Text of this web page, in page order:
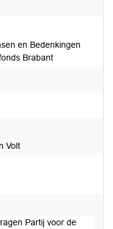
en Bedenkingen
Brabant
Volt
Partij voor de